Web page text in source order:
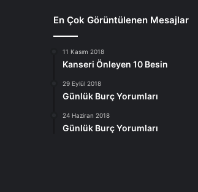
En Çok Görüntülenen Mesajlar
11 Kasım 2018
Kanseri Önleyen 10 Besin
29 Eylül 2018
Günlük Burç Yorumları
24 Haziran 2018
Günlük Burç Yorumları